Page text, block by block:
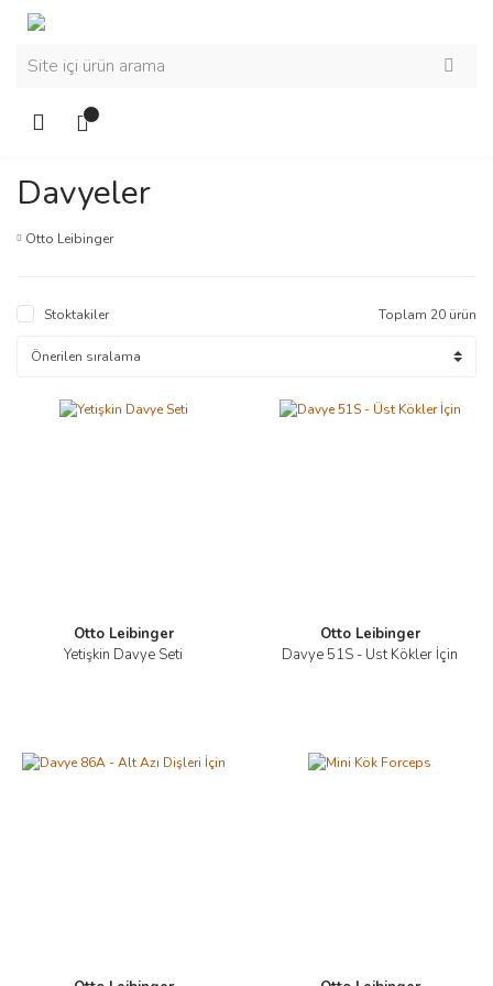
Davyeler
Otto Leibinger
Stoktakiler Toplam 20 ürün
Otto Leibinger
Yetişkin Davye Seti
Otto Leibinger
Davye 51S - Üst Kökler İçin